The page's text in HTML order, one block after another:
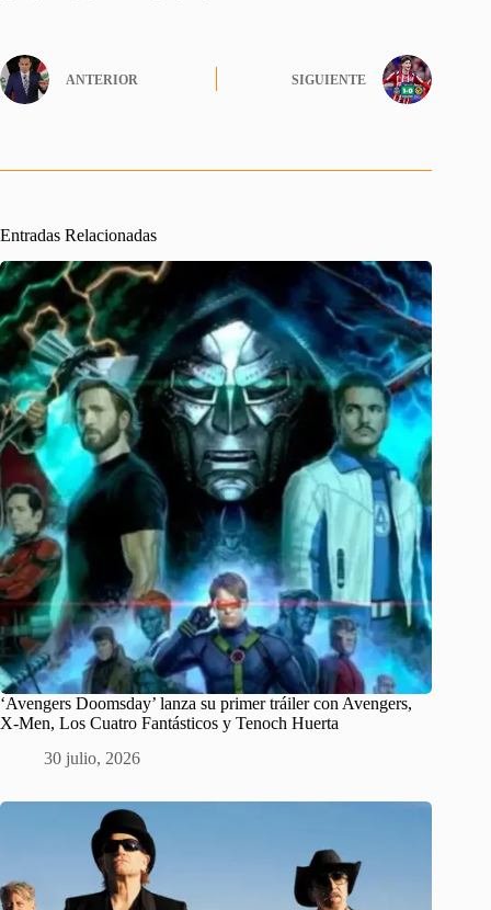
ANTERIOR SIGUIENTE
Entradas Relacionadas
‘Avengers Doomsday’ lanza su primer tráiler con Avengers,
X-Men, Los Cuatro Fantásticos y Tenoch Huerta
30 julio, 2026